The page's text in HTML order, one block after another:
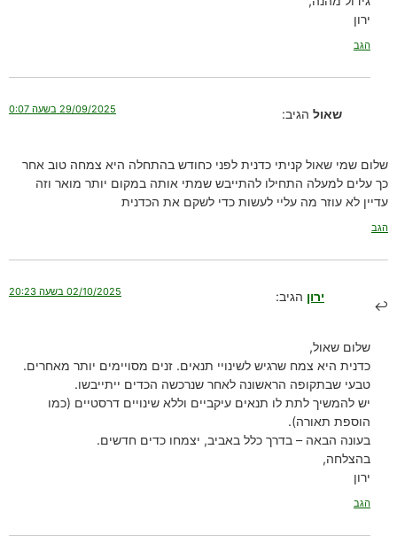
ירון
הגב
שאול הגיב: 29/09/2025 בשעה 0:07
שלום שמי שאול קניתי כדנית לפני כחודש בהתחלה היא צמחה טוב אחר
כך עלים למעלה התחילו להתייבש שמתי אותה במקום יותר מואר וזה
עדיין לא עוזר מה עליי לעשות כדי לשקם את הכדנית
הגב
ירון הגיב: 02/10/2025 בשעה 20:23
שלום שאול,
כדנית היא צמח שרגיש לשינויי תנאים. זנים מסויימים יותר מאחרים.
טבעי שבתקופה הראשונה לאחר שנרכשה הכדים ייתייבשו.
יש להמשיך לתת לו תנאים עיקביים וללא שינויים דרסטיים (כמו
הוספת תאורה).
בעונה הבאה – בדרך כלל באביב, יצמחו כדים חדשים.
בהצלחה,
ירון
הגב